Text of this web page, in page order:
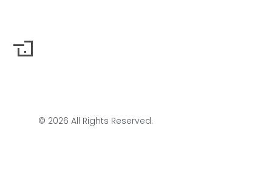
© 2026 All Rights Reserved.